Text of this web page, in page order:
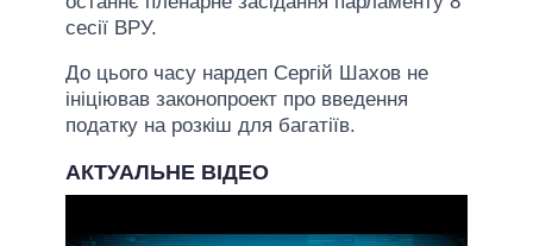
сесії ВРУ.
До цього часу нардеп Сергій Шахов не
ініціював законопроект про введення
податку на розкіш для багатіїв.
АКТУАЛЬНЕ ВІДЕО